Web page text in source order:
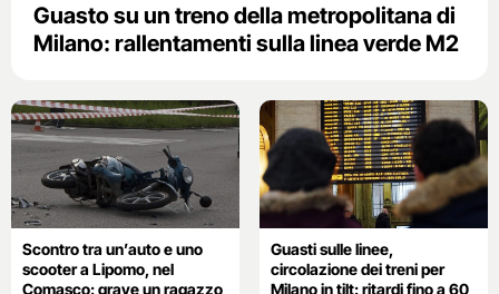
Guasto su un treno della metropolitana di
Milano: rallentamenti sulla linea verde M2
Scontro tra un’auto e uno
scooter a Lipomo, nel
Comasco: grave un ragazzo
Guasti sulle linee,
circolazione dei treni per
Milano in tilt: ritardi fino a 60